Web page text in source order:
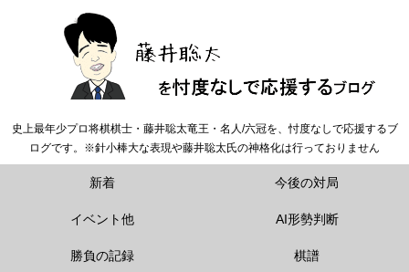
史上最年少プロ将棋棋士・藤井聡太竜王・名人/六冠を、忖度なしで応援するブ
ログです。※針小棒大な表現や藤井聡太氏の神格化は行っておりません
新着 今後の対局
イベント他 AI形勢判断
勝負の記録 棋譜